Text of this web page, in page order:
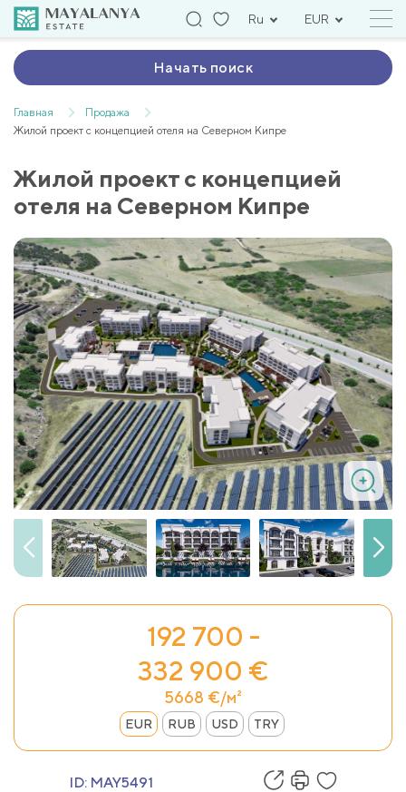
Ru EUR
Начать поиск
Главная
Продажа
Жилой проект с концепцией отеля на Северном Кипре
Жилой проект с концепцией
отеля на Северном Кипре
192 700 -
332 900 €
5668 €/м²
EUR RUB USD TRY
ID: MAY5491